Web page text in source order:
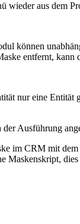
wieder aus dem
können
entfernt,
nur eine
Ausführung
im CRM mit
Maskenskript,